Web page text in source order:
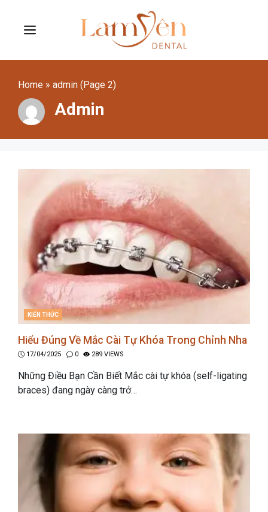
contentMenu
Home » admin (Page 2)
Admin
CATEGORIES
KIẾN THỨC
Hiểu Đúng Về Mắc Cài Tự Khóa Trong Chỉnh Nha
17/04/2025 0 289 VIEWS
Những Điều Bạn Cần Biết Mắc cài tự khóa (self-ligating
braces) đang ngày càng trở…